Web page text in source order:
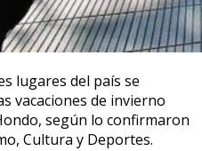
lugares del país se
vacaciones de invierno
según lo confirmaron
Cultura y Deportes.